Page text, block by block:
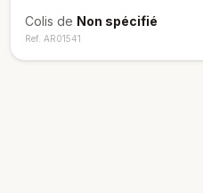
Colis de Non spécifié
Ref. AR01541